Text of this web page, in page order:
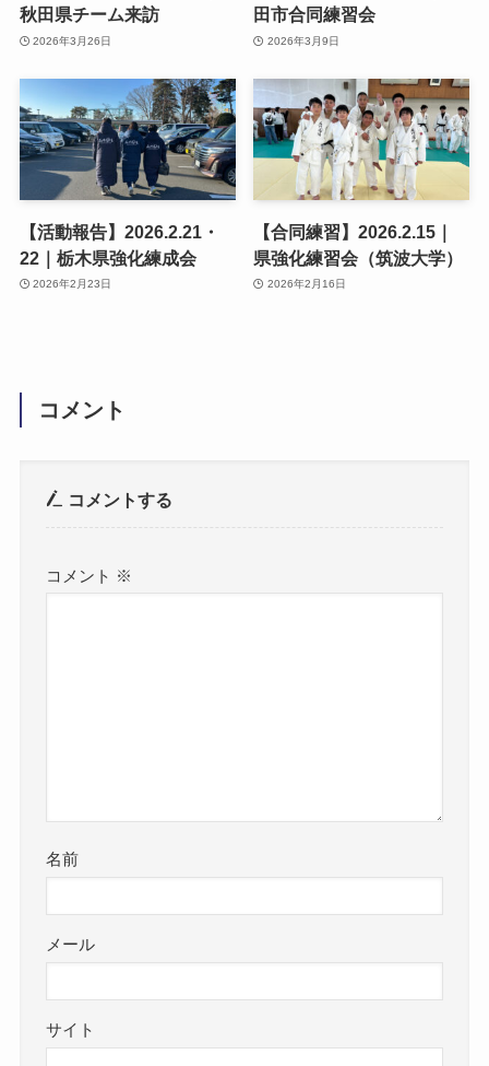
秋田県チーム来訪
2026年3月26日
田市合同練習会
2026年3月9日
【活動報告】2026.2.21・
22｜栃木県強化練成会
2026年2月23日
【合同練習】2026.2.15｜
県強化練習会（筑波大学）
2026年2月16日
コメント
コメントする
コメント ※
名前
メール
サイト